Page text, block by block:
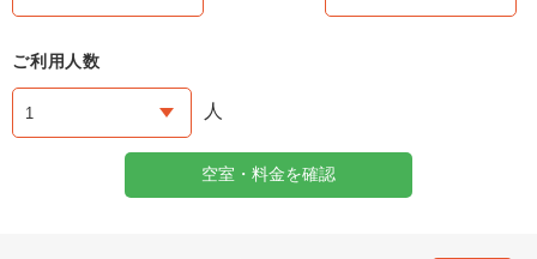
ご利用人数
人
空室・料金を確認